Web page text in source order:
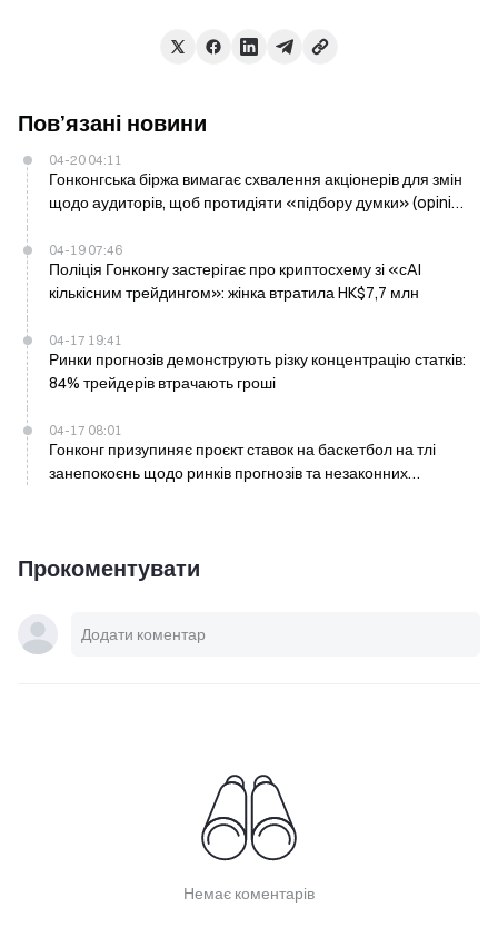
Пов’язані новини
04-20 04:11
Гонконгська біржа вимагає схвалення акціонерів для змін
щодо аудиторів, щоб протидіяти «підбору думки» (opinion
04-19 07:46
Поліція Гонконгу застерігає про криптосхему зі «сAI
кількісним трейдингом»: жінка втратила HK$7,7 млн
04-17 19:41
Ринки прогнозів демонструють різку концентрацію статків:
84% трейдерів втрачають гроші
04-17 08:01
Гонконг призупиняє проєкт ставок на баскетбол на тлі
занепокоєнь щодо ринків прогнозів та незаконних
Прокоментувати
Немає коментарів